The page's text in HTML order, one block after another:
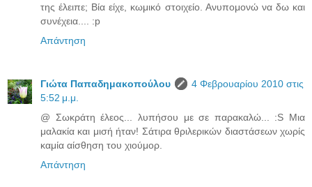
της έλειπε; Βία είχε, κωμικό στοιχείο. Ανυπομονώ να δω και
συνέχεια.... :p
Απάντηση
Γιώτα Παπαδημακοπούλου
4 Φεβρουαρίου 2010 στις
5:52 μ.μ.
@ Σωκράτη έλεος... λυπήσου με σε παρακαλώ... :S Μια
μαλακία και μισή ήταν! Σάτιρα θριλερικών διαστάσεων χωρίς
καμία αίσθηση του χιούμορ.
Απάντηση